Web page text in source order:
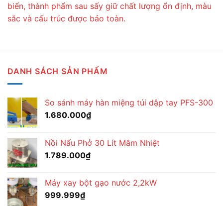
biến, thành phẩm sau sấy giữ chất lượng ổn định, màu
sắc và cấu trúc được bảo toàn.
DANH SÁCH SẢN PHẨM
So sánh máy hàn miệng túi dập tay PFS-300
1.680.000₫
Nồi Nấu Phở 30 Lít Mâm Nhiệt
1.789.000₫
Máy xay bột gạo nước 2,2kW
999.999₫